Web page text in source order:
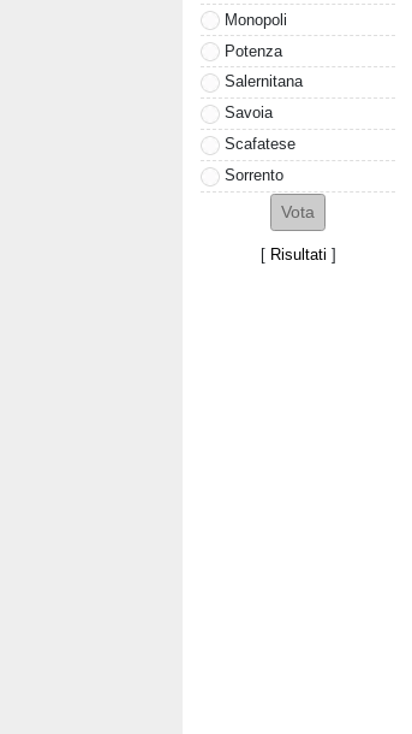
Monopoli
Potenza
Salernitana
Savoia
Scafatese
Sorrento
[ Risultati ]